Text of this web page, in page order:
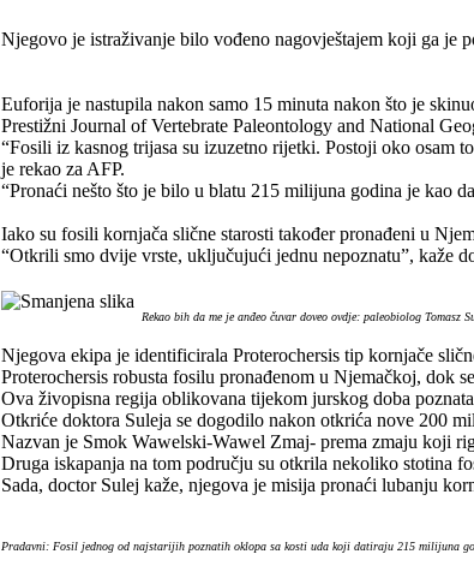
Njegovo je istraživanje bilo vođeno nagovještajem koji ga je
Euforija je nastupila nakon samo 15 minuta nakon što je
Prestižni Journal of Vertebrate Paleontology and National
“Fosili iz kasnog trijasa su izuzetno rijetki. Postoji oko osam
je rekao za AFP.
“Pronaći nešto što je bilo u blatu 215 milijuna godina je kao
Iako su fosili kornjača slične starosti također pronađeni u
“Otkrili smo dvije vrste, uključujući jednu nepoznatu”, kaže
Rekao bih da me je anđeo čuvar doveo ovdje: paleobiolog
Njegova ekipa je identificirala Proterochersis tip kornjače
Proterochersis robusta fosilu pronađenom u Njemačkoj, dok
Ova živopisna regija oblikovana tijekom jurskog doba
Otkriće doktora Suleja se dogodilo nakon otkrića nove 200
Nazvan je Smok Wawelski-Wawel Zmaj- prema zmaju koji
Druga iskapanja na tom području su otkrila nekoliko stotina
Sada, doctor Sulej kaže, njegova je misija pronaći lubanju
Pradavni: Fosil jednog od najstarijih poznatih oklopa sa kosti uda koji datiraju 215 milijuna